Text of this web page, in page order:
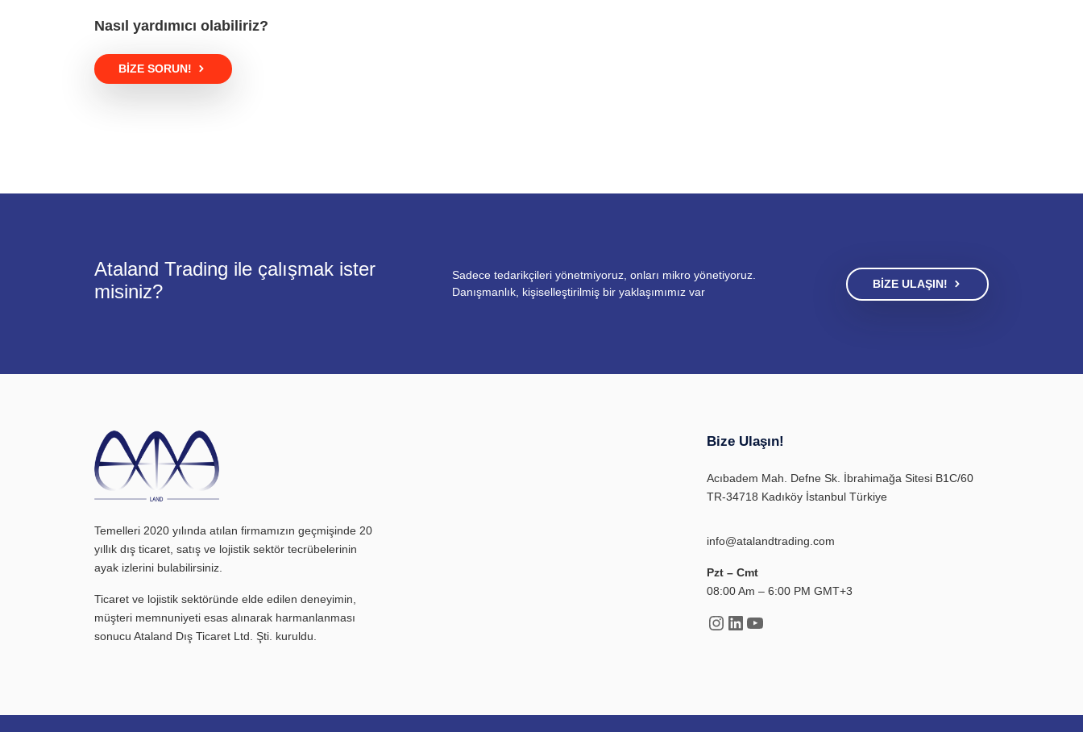
Nasıl yardımıcı olabiliriz?
BIZE SORUN!
Ataland Trading ile çalışmak ister
misiniz?
Sadece tedarikçileri yönetmiyoruz, onları mikro yönetiyoruz.
Danışmanlık, kişiselleştirilmiş bir yaklaşımımız var
BIZE ULAŞIN!
Temelleri 2020 yılında atılan firmamızın geçmişinde 20
yıllık dış ticaret, satış ve lojistik sektör tecrübelerinin
ayak izlerini bulabilirsiniz.
Ticaret ve lojistik sektöründe elde edilen deneyimin,
müşteri memnuniyeti esas alınarak harmanlanması
sonucu Ataland Dış Ticaret Ltd. Şti. kuruldu.
Bize Ulaşın!
Acıbadem Mah. Defne Sk. İbrahimağa Sitesi B1C/60
TR-34718 Kadıköy İstanbul Türkiye
info@atalandtrading.com
Pzt – Cmt
08:00 Am – 6:00 PM GMT+3